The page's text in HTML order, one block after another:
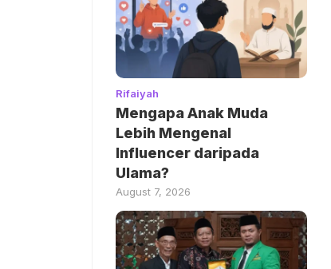
Rifaiyah
Mengapa Anak Muda
Lebih Mengenal
Influencer daripada
Ulama?
August 7, 2026